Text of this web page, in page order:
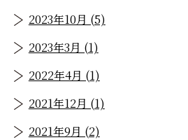
2023年10月 (5)
2023年3月 (1)
2022年4月 (1)
2021年12月 (1)
2021年9月 (2)